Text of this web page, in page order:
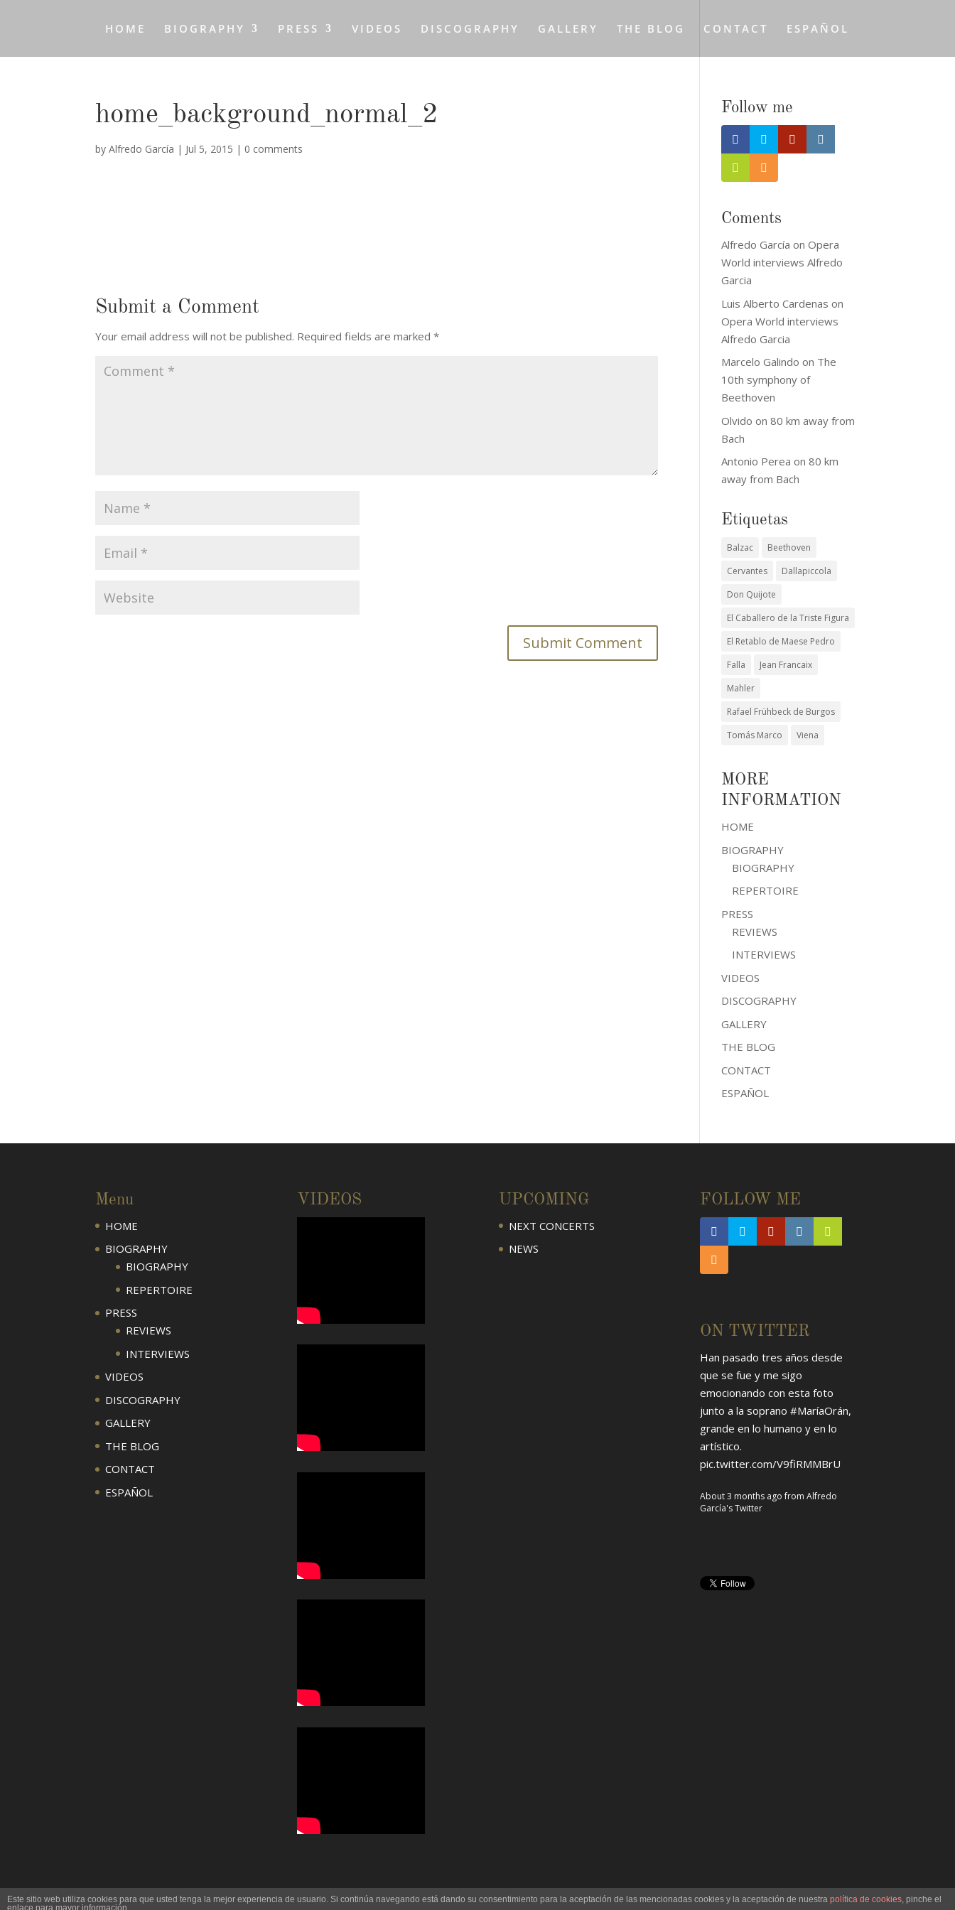
HOME BIOGRAPHY PRESS VIDEOS DISCOGRAPHY GALLERY THE BLOG CONTACT ESPAÑOL
home_background_normal_2
byAlfredo García | Jul 5, 2015 | 0 comments
Submit a Comment
Your email address will not be published. Required fields are marked*
Follow me
Coments
Alfredo García onOpera
World interviews Alfredo
Garcia
Luis Alberto Cardenas on
Opera World interviews
Alfredo Garcia
Marcelo Galindo on The
10th symphony of
Beethoven
Olvido on80 km away from
Bach
Antonio Perea on80 km
away from Bach
Etiquetas
Balzac
Beethoven
Cervantes
Dallapiccola
Don Quijote
El Caballero de la Triste Figura
El Retablo de Maese Pedro
Falla
Jean Francaix
Mahler
Rafael Frühbeck de Burgos
Tomás Marco
Viena
MORE
INFORMATION
HOME
BIOGRAPHY
BIOGRAPHY
REPERTOIRE
PRESS
REVIEWS
INTERVIEWS
VIDEOS
DISCOGRAPHY
GALLERY
THE BLOG
CONTACT
ESPAÑOL
Menu
HOME
BIOGRAPHY
BIOGRAPHY
REPERTOIRE
PRESS
REVIEWS
INTERVIEWS
VIDEOS
DISCOGRAPHY
GALLERY
THE BLOG
CONTACT
ESPAÑOL
VIDEOS UPCOMING
NEXT CONCERTS
NEWS
FOLLOW ME
ON TWITTER
Han pasado tres años desde
que se fue y me sigo
emocionando con esta foto
junto a la soprano#MaríaOrán,
grande en lo humano y en lo
artístico.
pic.twitter.com/V9fiRMMBrU
About 3 months agofromAlfredo
García's Twitter
Este sitio web utiliza cookies para que usted tenga la mejor experiencia de usuario. Si continúa navegando está dando su consentimiento para la aceptación de las mencionadas cookies y la aceptación de nuestra política de cookies, pinche el
enlace para mayor información.